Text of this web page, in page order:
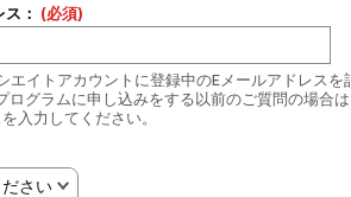
： (必須)
エイトアカウントに登録中のEメールアドレスを
ログラムに申し込みをする以前のご質問の場合
入力してください。
さい